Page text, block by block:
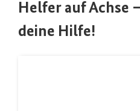
Helfer auf Achse
deine Hilfe!